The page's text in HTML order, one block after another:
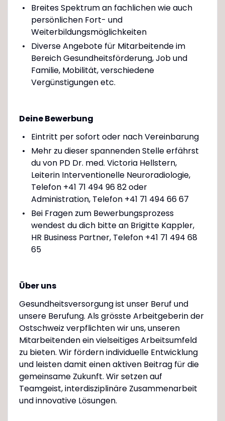
Breites Spektrum an fachlichen wie auch
persönlichen Fort- und
Weiterbildungsmöglichkeiten
Diverse Angebote für Mitarbeitende im
Bereich Gesundheitsförderung, Job und
Familie, Mobilität, verschiedene
Vergünstigungen etc.
Deine Bewerbung
Eintritt per sofort oder nach Vereinbarung
Mehr zu dieser spannenden Stelle erfährst
du von PD Dr. med. Victoria Hellstern,
Leiterin Interventionelle Neuroradiologie,
Telefon +41 71 494 96 82 oder
Administration, Telefon +41 71 494 66 67
Bei Fragen zum Bewerbungsprozess
wendest du dich bitte an Brigitte Kappler,
HR Business Partner, Telefon +41 71 494 68
65
Über uns
Gesundheitsversorgung ist unser Beruf und
unsere Berufung. Als grösste Arbeitgeberin der
Ostschweiz verpflichten wir uns, unseren
Mitarbeitenden ein vielseitiges Arbeitsumfeld
zu bieten. Wir fördern individuelle Entwicklung
und leisten damit einen aktiven Beitrag für die
gemeinsame Zukunft. Wir setzen auf
Teamgeist, interdisziplinäre Zusammenarbeit
und innovative Lösungen.